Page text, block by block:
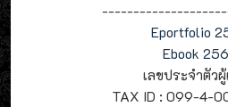
Eportfolio
Ebook
เลขประจำตัวผู้
TAX ID : 099-4-